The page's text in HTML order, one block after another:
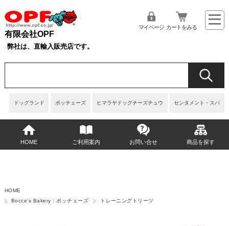
有限会社OPF
弊社は、直輸入販売店です。
ドッグランド ボッチェーズ ヒマラヤドッグチーズチュウ センタメント・スパ
マイページ カートをみる
HOME ご利用案内 お問い合せ 商品を探す
HOME
Bocce's Bakery：ボッチェーズ
トレーニングトリーツ